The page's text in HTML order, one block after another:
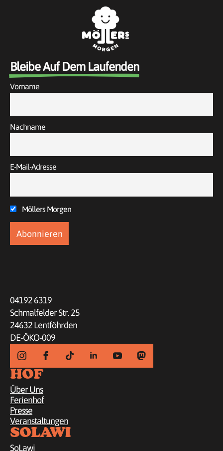
Bleibe Auf Dem Laufenden
Vorname
Nachname
E-Mail-Adresse
Möllers Morgen
04192 6319
Schmalfelder Str. 25
24632 Lentföhrden
DE-ÖKO-009
HOF
Über Uns
Ferienhof
Presse
Veranstaltungen
SOLAWI
SoLawi